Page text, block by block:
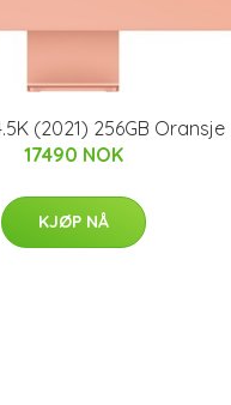
(2021) 256GB Oransje
17490 NOK
KJØP NÅ